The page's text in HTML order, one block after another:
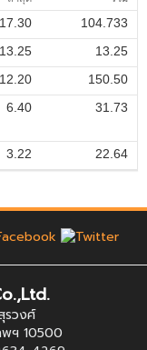
17.30
104.733
13.25
13.25
12.20
150.50
6.40 31.73
3.22 22.64
รวงศ์
พฯ 10500